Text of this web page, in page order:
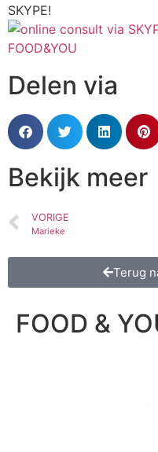
SKYPE!
Delen via
Bekijk meer
VORIGE
Marieke
Terug
FOOD &